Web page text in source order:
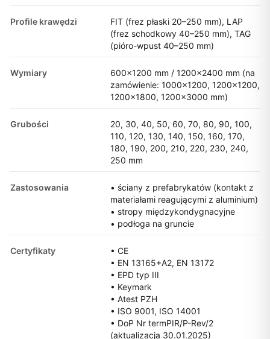
Profile krawędzi
FIT (frez płaski 20–250 mm), LAP
(frez schodkowy 40–250 mm), TAG
(pióro-wpust 40–250 mm)
Wymiary
600×1200 mm / 1200×2400 mm (na
zamówienie: 1000×1200, 1200×1200,
1200×1800, 1200×3000 mm)
Grubości
20, 30, 40, 50, 60, 70, 80, 90, 100,
110, 120, 130, 140, 150, 160, 170,
180, 190, 200, 210, 220, 230, 240,
250 mm
Zastosowania
• ściany z prefabrykatów (kontakt z
materiałami reagującymi z aluminium)
• stropy międzykondygnacyjne
• podłoga na gruncie
Certyfikaty
• CE
• EN 13165+A2, EN 13172
• EPD typ III
• Keymark
• Atest PZH
• ISO 9001, ISO 14001
• DoP Nr termPIR/P-Rev/2
(aktualizacja 30.01.2025)